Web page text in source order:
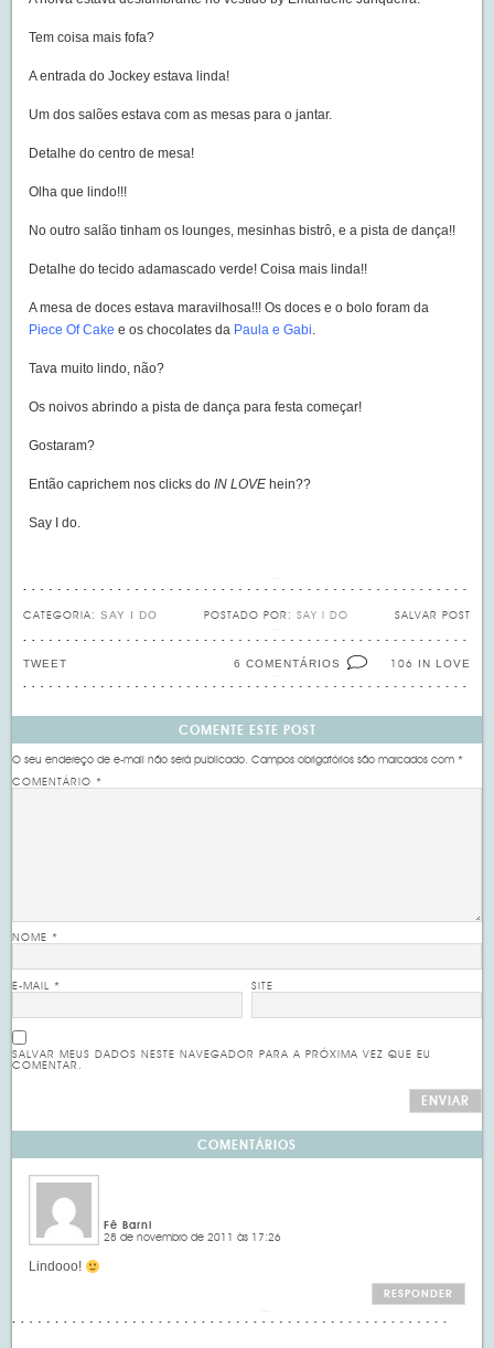
Tem coisa mais fofa?
A entrada do Jockey estava linda!
Um dos salões estava com as mesas para o jantar.
Detalhe do centro de mesa!
Olha que lindo!!!
No outro salão tinham os lounges, mesinhas bistrô, e a pista de dança!!
Detalhe do tecido adamascado verde! Coisa mais linda!!
A mesa de doces estava maravilhosa!!! Os doces e o bolo foram da
Piece Of Cake e os chocolates da Paula e Gabi.
Tava muito lindo, não?
Os noivos abrindo a pista de dança para festa começar!
Gostaram?
Então caprichem nos clicks doIN LOVE hein??
Say I do.
CATEGORIA:SAY I DO SALVAR POST
POSTADO POR: SAY I DO
106 IN LOVE
6 COMENTÁRIOS
TWEET
COMENTE ESTE POST
O seu endereço de e-mail não será publicado. Campos obrigatórios são marcados com*
COMENTÁRIO*
NOME*
E-MAIL* SITE
SALVAR MEUS DADOS NESTE NAVEGADOR PARA A PRÓXIMA VEZ QUE EU
COMENTAR.
COMENTÁRIOS
Fê Barni
28 de novembro de 2011 às 17:26
Lindooo!
RESPONDER